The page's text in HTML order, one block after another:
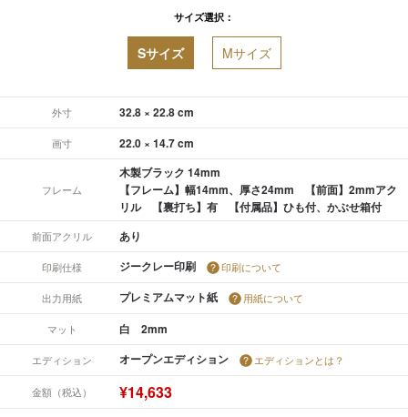
サイズ選択：
Sサイズ Mサイズ
外寸 32.8 × 22.8 cm
画寸 22.0 × 14.7 cm
フレーム
木製ブラック 14mm
【フレーム】幅14mm、厚さ24mm 【前面】2mmアク
リル 【裏打ち】有 【付属品】ひも付、かぶせ箱付
前面アクリル あり
印刷仕様 ジークレー印刷 印刷について
出力用紙 プレミアムマット紙 用紙について
マット 白 2mm
エディション オープンエディション エディションとは？
金額（税込） ¥14,633